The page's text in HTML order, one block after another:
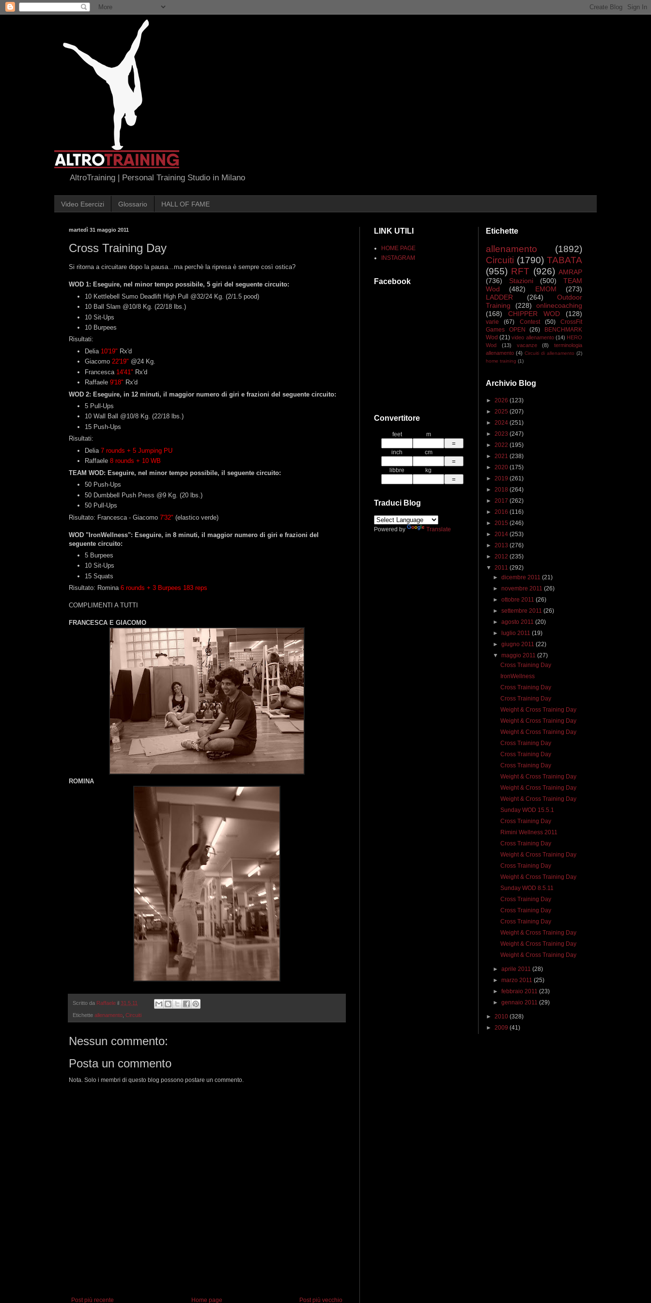
AltroTraining | Personal Training Studio in Milano
Video Esercizi Glossario HALL OF FAME
martedì 31 maggio 2011
Cross Training Day
Si ritorna a circuitare dopo la pausa...ma perchè la ripresa è sempre così ostica?
WOD 1: Eseguire, nel minor tempo possibile, 5 giri del seguente circuito:
10 Kettlebell Sumo Deadlift High Pull @32/24 Kg. (2/1.5 pood)
10 Ball Slam @10/8 Kg. (22/18 lbs.)
10 Sit-Ups
10 Burpees
Risultati:
‎Delia 10'19" Rx'd
Giacomo 22'19" @24 Kg.
Francesca 14'41" Rx'd
Raffaele 9'18" Rx'd
WOD 2: Eseguire, in 12 minuti, il maggior numero di giri e frazioni del seguente circuito:
5 Pull-Ups
10 Wall Ball @10/8 Kg. (22/18 lbs.)
15 Push-Ups
Risultati:
‎Delia 7 rounds + 5 Jumping PU
Raffaele 8 rounds + 10 WB
TEAM WOD: Eseguire, nel minor tempo possibile, il seguente circuito:
50 Push-Ups
50 Dumbbell Push Press @9 Kg. (20 lbs.)
50 Pull-Ups
Risultato: Francesca - Giacomo 7'32" (elastico verde)
WOD "IronWellness": Eseguire, in 8 minuti, il maggior numero di giri e frazioni del
seguente circuito:
5 Burpees
10 Sit-Ups
15 Squats
Risultato: Romina 6 rounds + 3 Burpees 183 reps
COMPLIMENTI A TUTTI
FRANCESCA E GIACOMO
ROMINA
Scritto da Raffaele il 31.5.11
Etichette allenamento Circuiti
Nessun commento:
Posta un commento
Nota. Solo i membri di questo blog possono postare un commento.
Post più recente Post più vecchio
Home page
LINK UTILI
HOME PAGE
INSTAGRAM
Facebook
Convertitore
feet m
inch cm
libbre kg
Traduci Blog
Powered by Translate
Etichette
allenamento
(1892)
Circuiti (1790) TABATA
(955) RFT (926) AMRAP
(736)
Stazioni (500)
TEAM
Wod
(482) EMOM
(273)
LADDER
(264)
Outdoor
Training
(228)
onlinecoaching
(168)
CHIPPER WOD (128)
varie (67) Contest (50)
CrossFit
Games OPEN
(26)
BENCHMARK
Wod (21) video allenamento (14) HERO
Wod
(13) vacanze (8)
terminologia
allenamento (4) Circuiti di allenamento (2)
home training (1)
Archivio Blog
► 2026 (123)
► 2025 (207)
► 2024 (251)
► 2023 (247)
► 2022 (195)
► 2021 (238)
► 2020 (175)
► 2019 (261)
► 2018 (264)
► 2017 (262)
► 2016 (116)
► 2015 (246)
► 2014 (253)
► 2013 (276)
► 2012 (235)
▼ 2011 (292)
►dicembre 2011(21)
►novembre 2011(26)
►ottobre 2011(26)
►settembre 2011(26)
►agosto 2011(20)
►
luglio 2011(19)
►giugno 2011(22)
▼maggio 2011(27)
Cross Training Day
IronWellness
Cross Training Day
Cross Training Day
Weight & Cross Training Day
Weight & Cross Training Day
Weight & Cross Training Day
Cross Training Day
Cross Training Day
Cross Training Day
Weight & Cross Training Day
Weight & Cross Training Day
Weight & Cross Training Day
Sunday WOD 15.5.1
Cross Training Day
Rimini Wellness 2011
Cross Training Day
Weight & Cross Training Day
Cross Training Day
Weight & Cross Training Day
Sunday WOD 8.5.11
Cross Training Day
Cross Training Day
Cross Training Day
Weight & Cross Training Day
Weight & Cross Training Day
Weight & Cross Training Day
►aprile 2011(28)
►marzo 2011(25)
►febbraio 2011(23)
►gennaio 2011(29)
► 2010 (328)
► 2009 (41)